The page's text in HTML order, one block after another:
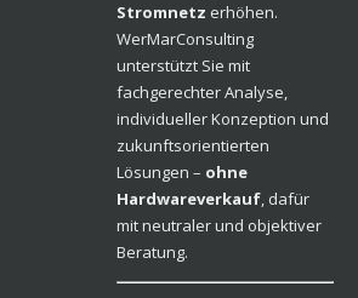
Stromnetz erhöhen.
WerMarConsulting
unterstützt Sie mit
fachgerechter Analyse,
individueller Konzeption und
zukunftsorientierten
Lösungen – ohne
Hardwareverkauf, dafür
mit neutraler und objektiver
Beratung.